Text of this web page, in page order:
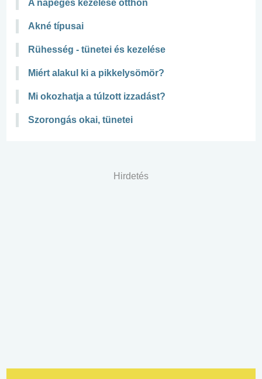
A napégés kezelése otthon
Akné típusai
Rühesség - tünetei és kezelése
Miért alakul ki a pikkelysömör?
Mi okozhatja a túlzott izzadást?
Szorongás okai, tünetei
Hirdetés